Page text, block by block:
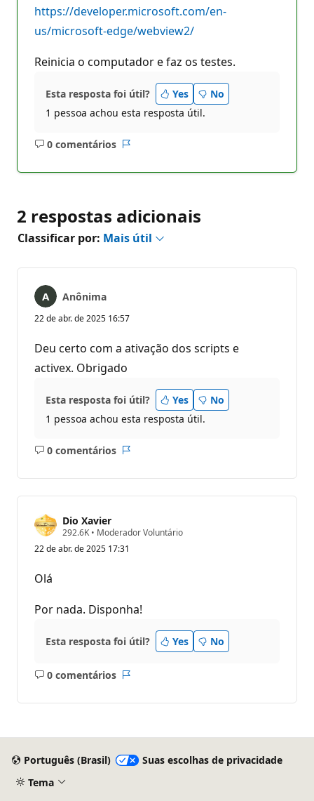
https://developer.microsoft.com/en-
us/microsoft-edge/webview2/
Reinicia o computador e faz os testes.
Esta resposta foi útil? Yes
No
1 pessoa achou esta resposta útil.
0 comentários
Sem
2 respostas adicionais
Classificar por: Mais útil
Anônima
22 de abr. de 2025 16:57
Deu certo com a ativação dos scripts e
activex. Obrigado
Esta resposta foi útil? Yes
No
1 pessoa achou esta resposta útil.
0 comentários
Sem
Dio Xavier
292.6K P
n
e
r
p
u
a
ç
o
• Moderador Voluntário
22 de abr. de 2025 17:31
Olá
Por nada. Disponha!
Esta resposta foi útil? Yes No
0 comentários
Sem
Português (Brasil)
Suas escolhas de privacidade
Tema